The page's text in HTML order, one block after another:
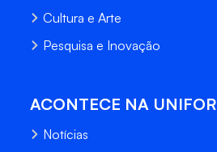
Cultura e Arte
Pesquisa e Inovação
ACONTECE NA UNIFOR
Notícias